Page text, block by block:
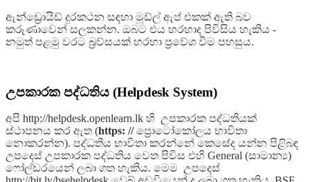
ඇන්ඩ්‍රොයිඩ් දුරකථන සඳහා මූඩ්ල් ඇප් එකක් ඇති බව
කරුණාවෙන් සලකන්න. ඔබට එය හරහාද පිවිසිය හැකිය -
නමුත් පළමු වරට බ්‍රව්සයක් හරහා ප්‍රවේශ වීම පහසුය.
උපකාරක පද්ධතිය (Helpdesk System)
අපි http://helpdesk.openlearn.lk හි උපකාරක පද්ධතියක්
ස්ථාපනය කර ඇත (https: //ප්‍රොටෝකෝලය භාවිතා
නොකරන්න). පද්ධතිය භාවිතා කරන්නේ කෙසේද යන්න පිළිබඳ
උපදෙස් උපකාරක පද්ධතිය වෙත පිවිස එහි General (සාමාන්‍ය)
ෆෝල්ඩරයෙන් ලබා ගත හැකිය. මෙම උපදෙස්